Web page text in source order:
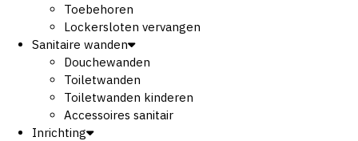
Toebehoren
Lockersloten vervangen
Sanitaire wanden
Douchewanden
Toiletwanden
Toiletwanden kinderen
Accessoires sanitair
Inrichting